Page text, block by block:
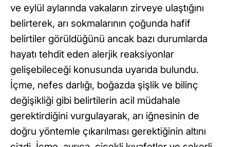
ve eylül aylarında vakaların zirveye ulaştığını
belirterek, arı sokmalarının çoğunda hafif
belirtiler görüldüğünü ancak bazı durumlarda
hayatı tehdit eden alerjik reaksiyonlar
gelişebileceği konusunda uyarıda bulundu.
İçme, nefes darlığı, boğazda şişlik ve bilinç
değişikliği gibi belirtilerin acil müdahale
gerektirdiğini vurgulayarak, arı iğnesinin de
doğru yöntemle çıkarılması gerektiğinin altını